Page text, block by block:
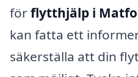
förflytthjälp i
kan fatta ett
säkerställa att din